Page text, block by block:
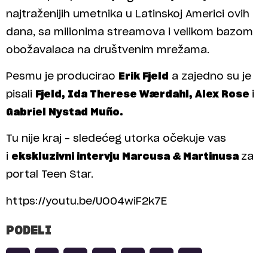
najtraženijih umetnika u Latinskoj Americi ovih
dana, sa milionima streamova i velikom bazom
obožavalaca na društvenim mrežama.
Pesmu je producirao Erik Fjeld a zajedno su je
pisali Fjeld, Ida Therese Wærdahl, Alex Rose i
Gabriel Nystad Muño.
Tu nije kraj – sledećeg utorka očekuje vas
i ekskluzivni intervju Marcusa & Martinusa za
portal Teen Star.
https://youtu.be/UO04wiF2k7E
PODELI